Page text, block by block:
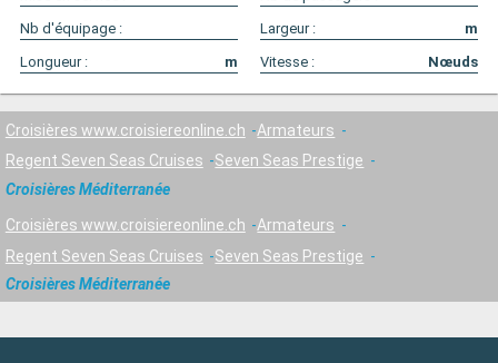
Nb d'équipage :
Largeur :
m
Longueur :
m Vitesse : Nœuds
Croisières www.croisiereonline.ch
Armateurs
Regent Seven Seas Cruises
Seven Seas Prestige
Croisières Méditerranée
Croisières www.croisiereonline.ch
Armateurs
Regent Seven Seas Cruises
Seven Seas Prestige
Croisières Méditerranée